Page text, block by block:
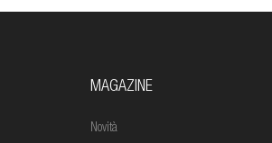
MAGAZINE
Novità